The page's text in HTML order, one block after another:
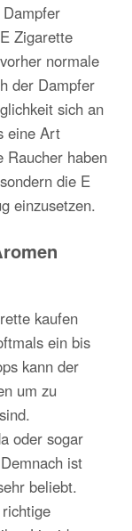
Zigarette
normale
der Dampfer
sich an
eine Art
Raucher haben
die E
einzusetzen.
kaufen
ein bis
kann der
um zu
oder sogar
ist
beliebt.